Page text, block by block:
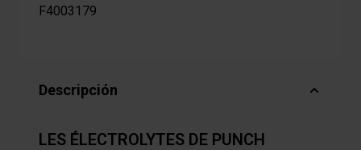
F4003179
Descripción
LES ÉLECTROLYTES DE PUNCH